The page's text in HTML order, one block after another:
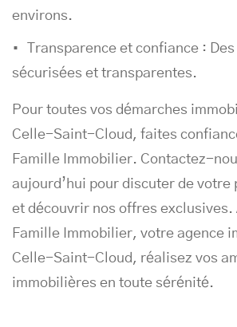
environs.
Transparence et confiance :
sécurisées et transparentes.
Pour toutes vos démarches
Celle-Saint-Cloud, faites
Famille Immobilier. Contactez-
aujourd’hui pour discuter de
et découvrir nos offres exclusives.
Famille Immobilier, votre agence
Celle-Saint-Cloud, réalisez vos
immobilières en toute sérénité.